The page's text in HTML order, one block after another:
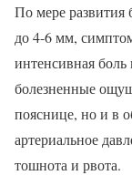
По мере развития
до 4-6 мм,
интенсивная
болезненные
пояснице, но и в
артериальное
тошнота и рвота.